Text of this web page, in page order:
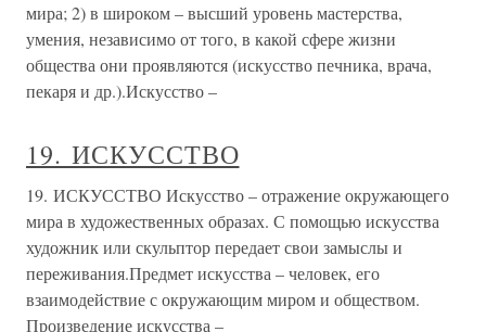
мира; 2) в широком – высший уровень мастерства,
умения, независимо от того, в какой сфере жизни
общества они проявляются (искусство печника, врача,
пекаря и др.).Искусство –
19. ИСКУССТВО
19. ИСКУССТВО Искусство – отражение окружающего
мира в художественных образах. С помощью искусства
художник или скульптор передает свои замыслы и
переживания.Предмет искусства – человек, его
взаимодействие с окружающим миром и обществом.
Произведение искусства –